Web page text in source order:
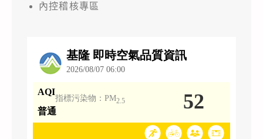
內控稽核專區